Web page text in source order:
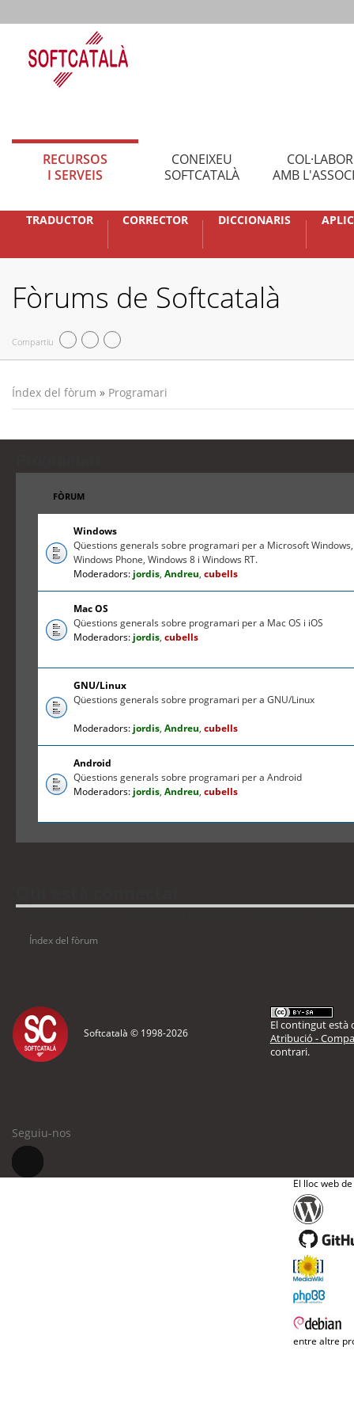
RECURSOS
I SERVEIS
CONEIXEU
SOFTCATALÀ
AMB
TRADUCTOR CORRECTOR DICCIONARIS
Fòrums de Softcatalà
Compartiu
Índex del fòrum » Programari
FÒRUM
Windows
Qüestions generals sobre programari per a Microsoft Windows,
Windows Phone, Windows 8 i Windows RT.
Moderadors: jordis,Andreu,cubells
Mac OS
Qüestions generals sobre programari per a Mac OS i iOS
Moderadors: jordis,cubells
GNU/Linux
Qüestions generals sobre programari per a GNU/Linux
Moderadors: jordis,Andreu,cubells
Android
Qüestions generals sobre programari per a Android
Moderadors: jordis,Andreu,cubells
Índex del fòrum
Softcatalà © 1998-2026
El contingut està
Atribució -
contrari.
Seguiu-nos
El lloc web
entre altre